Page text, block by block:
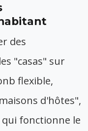
des
"casas" sur
flexible,
d'hôtes",
qui fonctionne le